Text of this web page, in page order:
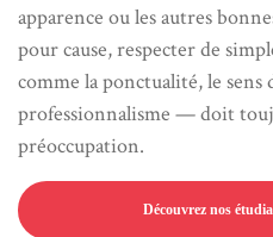
apparence ou les autres
pour cause, respecter de
comme la ponctualité, le sens
professionnalisme — doit
préoccupation.
Découvrez nos